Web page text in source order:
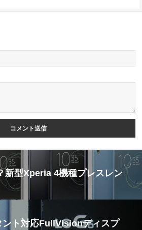
新型Xperia 4機種プレスレン
ト対応FullVisionディスプ